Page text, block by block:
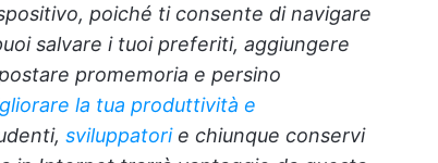
poiché ti consente di navigare
salvare i tuoi preferiti, aggiungere
promemoria e persino
la tua produttività e
sviluppatorie chiunque conservi